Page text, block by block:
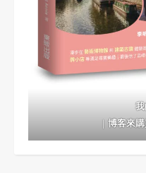
我
｜博客來